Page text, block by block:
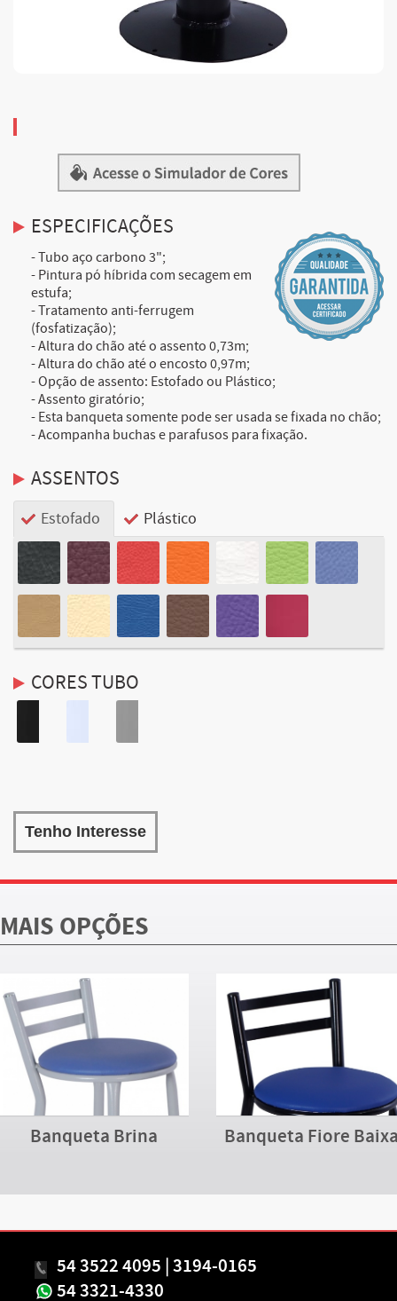
ESPECIFICAÇÕES
- Tubo aço carbono 3";
- Pintura pó híbrida com secagem em
estufa;
- Tratamento anti-ferrugem
(fosfatização);
- Altura do chão até o assento 0,73m;
- Altura do chão até o encosto 0,97m;
- Opção de assento: Estofado ou Plástico;
- Assento giratório;
- Esta banqueta somente pode ser usada se fixada no chão;
- Acompanha buchas e parafusos para fixação.
ASSENTOS
Estofado Plástico
CORES TUBO
Tenho Interesse
MAIS OPÇÕES
Banqueta Brina Banqueta Fiore
54 3522 4095 | 3194-0165
54 3321-4330